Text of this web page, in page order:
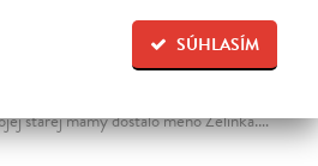
SÚHLASÍM
pohybu a dobrodružstva prelína s
starej mamy dostalo meno Zelinka.…